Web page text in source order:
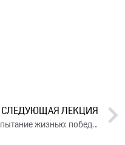
СЛЕДУЮЩАЯ ЛЕКЦИЯ
Испытание жизнью: победа над обстоятельствами. День 2. Часть 1 (2024)